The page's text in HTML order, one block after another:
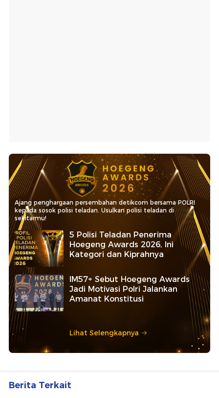
Ajang penghargaan persembahan detikcom bersama POLRI
kepada sosok polisi teladan. Usulkan polisi teladan di
sekitarmu!
5 Polisi Teladan Penerima
Hoegeng Awards 2026, Ini
Kategori dan Kiprahnya
IM57+ Sebut Hoegeng Awards
Jadi Motivasi Polri Jalankan
Amanat Konstitusi
Lihat Selengkapnya
Berita Terkait